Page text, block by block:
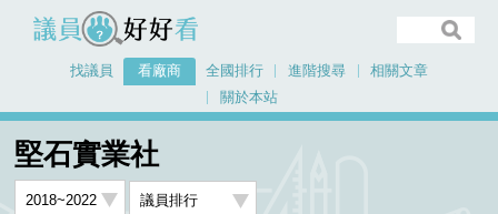
議員好好看
找議員 看廠商 全國排行 進階搜尋
相關文章
關於本站
堅石實業社